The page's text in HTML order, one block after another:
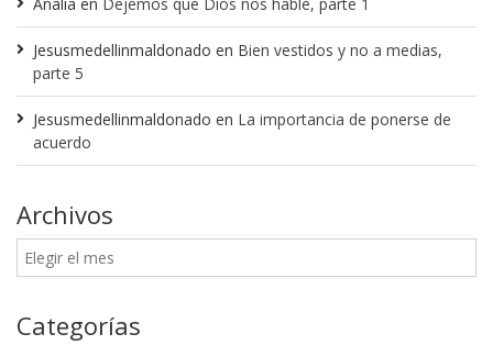
Jesusmedellinmaldonado en Bien vestidos y no a medias,
parte 5
Jesusmedellinmaldonado en La importancia de ponerse de
acuerdo
Archivos
Categorías